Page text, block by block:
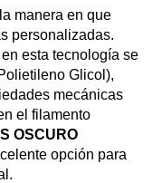
manera en que
personalizadas.
esta tecnología se
Glicol),
mecánicas
el filamento
OSCURO
opción para